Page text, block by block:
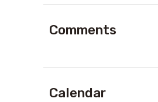
Comments
Calendar